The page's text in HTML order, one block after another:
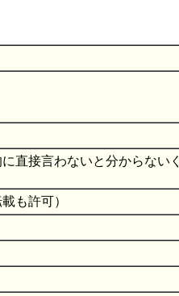
に直接言わないと分からな
も許可）